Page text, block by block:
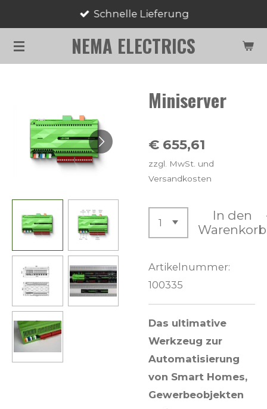
Hauptinhalt
springen
NEMA ELECTRICS
Schnelle Lieferung
Miniserver
€ 655,61
zzgl. MwSt. und
Versandkosten
In den
Warenkorb
Artikelnummer:
100335
Das ultimative
Werkzeug zur
Automatisierung
von Smart Homes,
Gewerbeobjekten